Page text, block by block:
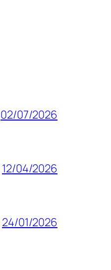
02/07/2026
12/04/2026
24/01/2026